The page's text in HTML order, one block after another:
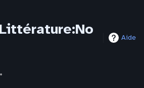
Littérature:No
Aide